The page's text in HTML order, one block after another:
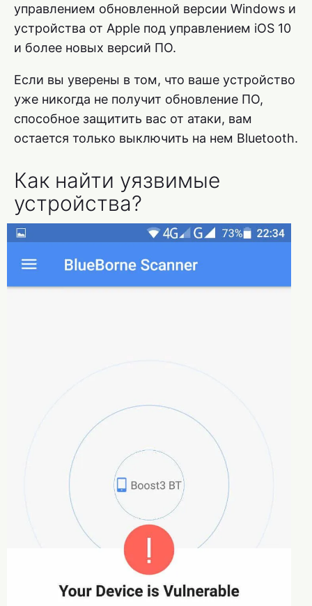
управлением обновленной версии Windows и
устройства от Apple под управлением iOS 10
и более новых версий ПО.
Если вы уверены в том, что ваше устройство
уже никогда не получит обновление ПО,
способное защитить вас от атаки, вам
остается только выключить на нем Bluetooth.
Как найти уязвимые
устройства?